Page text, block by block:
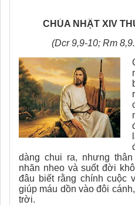
CHÚA NHẬT XIV
(Dcr 9,9-10; Rm
dàng chui ra, nhưng
nhăn nheo và suốt đời
đâu biết rằng chính cuộc
giúp máu dồn vào đôi
trời.